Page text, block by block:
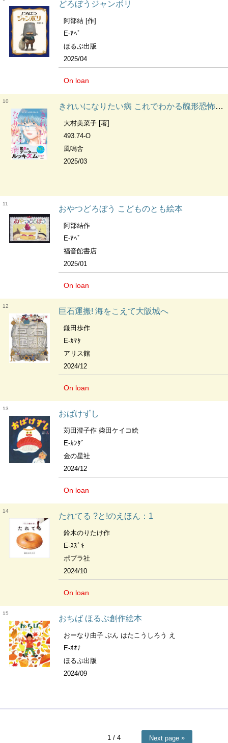
どろぼうジャンボリ
阿部結 [作]
E-ｱﾍﾞ
ほるぷ出版
2025/04
On loan
10
きれいになりたい病 これでわかる醜形恐怖心性
大村美菜子 [著]
493.74-O
風鳴舎
2025/03
11
おやつどろぼう こどものとも絵本
阿部結作
E-ｱﾍﾞ
福音館書店
2025/01
On loan
12
巨石運搬! 海をこえて大阪城へ
鎌田歩作
E-ｶﾏﾀ
アリス館
2024/12
On loan
13
おばけずし
苅田澄子作 柴田ケイコ絵
E-ｶﾝﾀﾞ
金の星社
2024/12
On loan
14
たれてる ?と!のえほん：1
鈴木のりたけ作
E-ｽｽﾞｷ
ポプラ社
2024/10
On loan
15
おちば ほるぷ創作絵本
おーなり由子 ぶん はたこうしろう え
E-ｵｵﾅ
ほるぷ出版
2024/09
1 / 4 Next page